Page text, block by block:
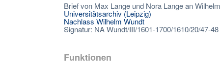
Brief von Max Lange und Nora Lange an
Universitätsarchiv (Leipzig)
Nachlass Wilhelm Wundt
Signatur: NA Wundt/III/1601-1700/1610/20/47-48
Funktionen